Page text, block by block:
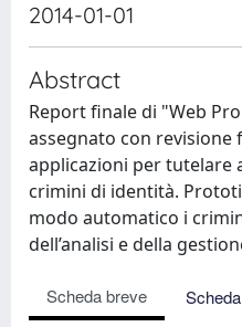
2014-01-01
Abstract
Report finale di "Web
assegnato con revisione
applicazioni per tutelare
crimini di identità.
modo automatico i
dell’analisi e della
Scheda breve